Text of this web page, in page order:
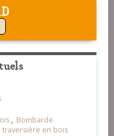
, Bombarde
traversière en bois